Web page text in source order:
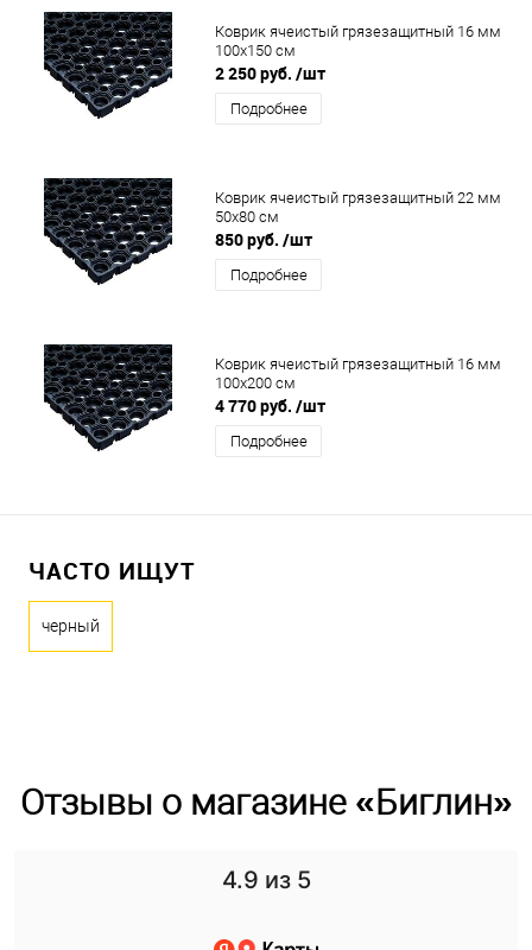
Коврик ячеистый грязезащитный 16 мм
100x150 см
2 250 руб. /шт
Подробнее
Коврик ячеистый грязезащитный 22 мм
50x80 см
850 руб. /шт
Подробнее
Коврик ячеистый грязезащитный 16 мм
100x200 см
4 770 руб. /шт
Подробнее
ЧАСТО ИЩУТ
черный
Отзывы о магазине «Биглин»
4.9 из 5